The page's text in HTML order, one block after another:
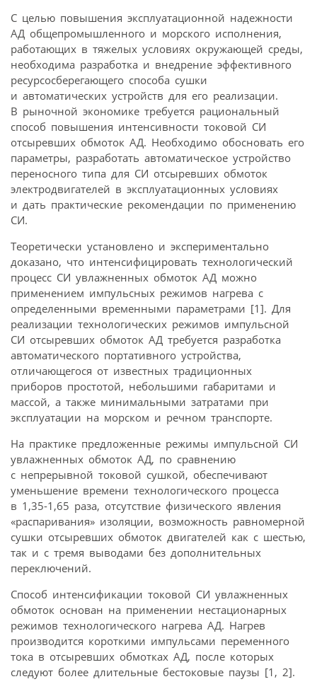
С целью повышения эксплуатационной надежности
АД общепромышленного и морского исполнения,
работающих в тяжелых условиях окружающей среды,
необходима разработка и внедрение эффективного
ресурсосберегающего способа сушки
и автоматических устройств для его реализации.
В рыночной экономике требуется рациональный
способ повышения интенсивности токовой СИ
отсыревших обмоток АД. Необходимо обосновать его
параметры, разработать автоматическое устройство
переносного типа для СИ отсыревших обмоток
электродвигателей в эксплуатационных условиях
и дать практические рекомендации по применению
СИ.
Теоретически установлено и экспериментально
доказано, что интенсифицировать технологический
процесс СИ увлажненных обмоток АД можно
применением импульсных режимов нагрева с
определенными временными параметрами [1]. Для
реализации технологических режимов импульсной
СИ отсыревших обмоток АД требуется разработка
автоматического портативного устройства,
отличающегося от известных традиционных
приборов простотой, небольшими габаритами и
массой, а также минимальными затратами при
эксплуатации на морском и речном транспорте.
На практике предложенные режимы импульсной СИ
увлажненных обмоток АД, по сравнению
с непрерывной токовой сушкой, обеспечивают
уменьшение времени технологического процесса
в 1,35-1,65 раза, отсутствие физического явления
«распаривания» изоляции, возможность равномерной
сушки отсыревших обмоток двигателей как с шестью,
так и с тремя выводами без дополнительных
переключений.
Способ интенсификации токовой СИ увлажненных
обмоток основан на применении нестационарных
режимов технологического нагрева АД. Нагрев
производится короткими импульсами переменного
тока в отсыревших обмотках АД, после которых
следуют более длительные бестоковые паузы [1, 2].